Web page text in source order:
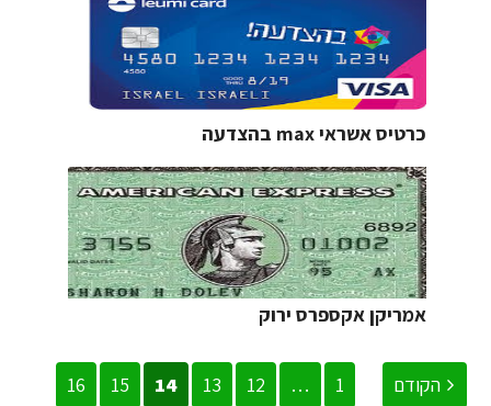
כרטיס אשראי max בהצדעה
אמריקן אקספרס ירוק
הקודם 1
…
12
13
14
15
16